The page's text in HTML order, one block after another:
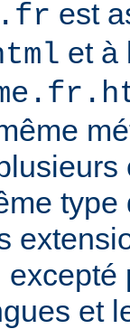
est
et à
et